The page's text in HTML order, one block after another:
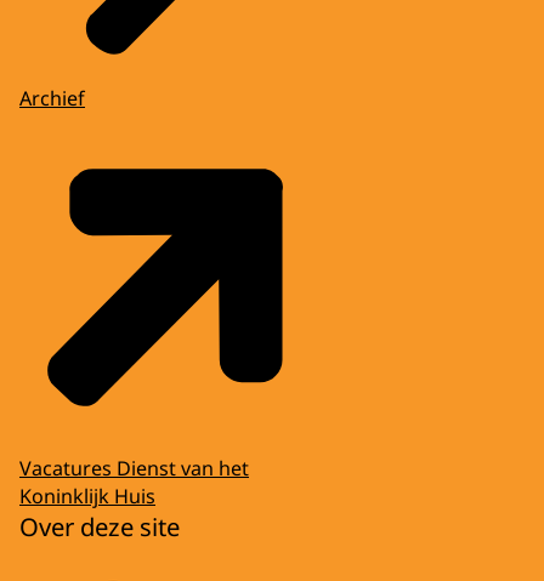
Archief
Vacatures Dienst van het
Koninklijk Huis
Over deze site